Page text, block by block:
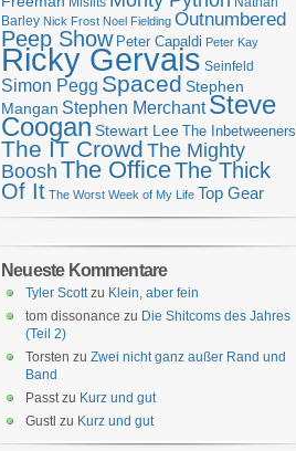
Barley Nick Frost Noel Fielding Outnumbered
Peep Show Peter Capaldi Peter Kay
Ricky Gervais Seinfeld
Simon Pegg Spaced Stephen
Mangan Stephen Merchant Steve
CooganStewart Lee The Inbetweeners
The IT Crowd The Mighty
Boosh The OfficeThe Thick
Of It The Worst Week of My Life Top Gear
Neueste Kommentare
Tyler Scottzu Klein, aber fein
tom dissonance zu Die Shitcoms des Jahres
(Teil 2)
Torsten zu Zwei nicht ganz außer Rand und
Band
Passtzu Kurz und gut
Gustl zu Kurz und gut